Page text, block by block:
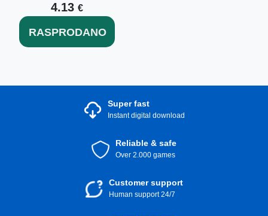
4.13 €
RASPRODANO
Super fast
Instant digital download
Reliable & safe
Over 2.000 games
Customer support
Human support 24/7